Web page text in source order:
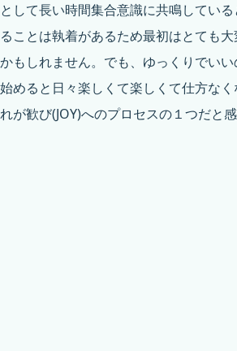
として長い時間集合意識に共鳴してい
ることは執着があるため最初はとても
かもしれません。でも、ゆっくりでい
始めると日々楽しくて楽しくて仕方な
れが歓び(JOY)へのプロセスの１つだと感